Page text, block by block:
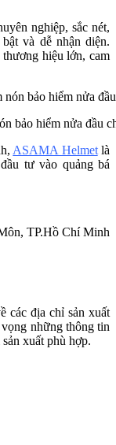
nghiệp, sắc nét,
và dễ nhận diện.
hiệu lớn, cam
bảo hiểm nửa đầu
ASAMA Helmetlà
tư vào quảng bá
TP.Hồ Chí Minh
các địa chỉ sản xuất
những thông tin
xuất phù hợp.